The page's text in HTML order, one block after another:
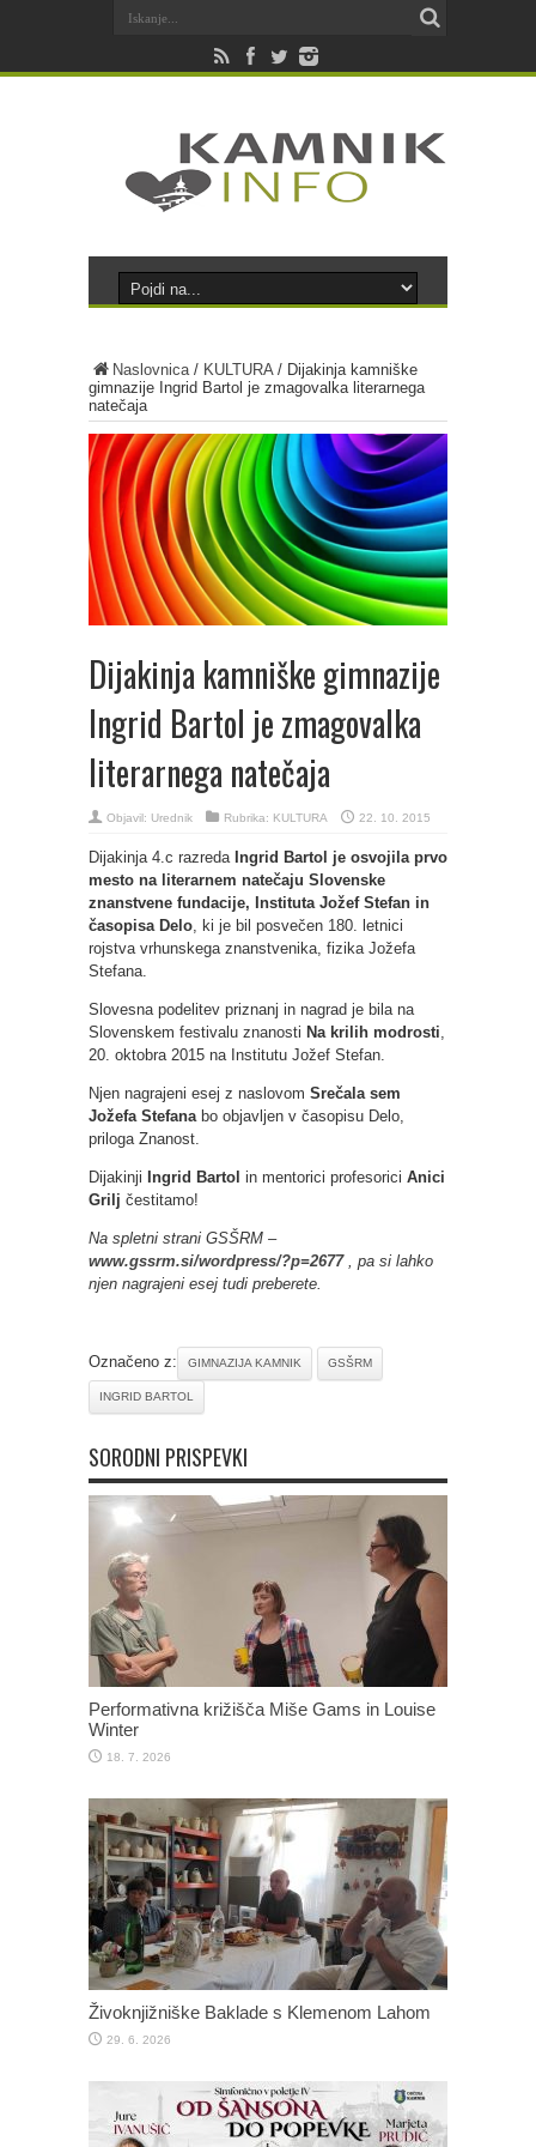
Naslovnica/ KULTURA/ Dijakinja kamniške
gimnazije Ingrid Bartol je zmagovalka literarnega
natečaja
Dijakinja kamniške gimnazije
Ingrid Bartol je zmagovalka
literarnega natečaja
Objavil: Urednik Rubrika: KULTURA 22. 10. 2015
Dijakinja 4.c razreda Ingrid Bartol je osvojila prvo
mesto na literarnem natečaju Slovenske
znanstvene fundacije, Instituta Jožef Stefan in
časopisa Delo , ki je bil posvečen 180. letnici
rojstva vrhunskega znanstvenika, fizika Jožefa
Stefana.
Slovesna podelitev priznanj in nagrad je bila na
Slovenskem festivalu znanosti Na krilih modrosti
20. oktobra 2015 na Institutu Jožef Stefan.
Njen nagrajeni esej z naslovom Srečala sem
Jožefa Stefana bo objavljen v časopisu Delo,
priloga Znanost.
Dijakinji Ingrid Bartol in mentorici profesorici Anici
Grilj čestitamo!
Na spletni strani GSŠRM –
www.gssrm.si/wordpress/?p=2677, pa si lahko
njen nagrajeni esej tudi preberete.
Označeno z: GIMNAZIJA KAMNIK GSŠRM
INGRID BARTOL
SORODNI PRISPEVKI
Performativna križišča Miše Gams in Louise
Winter
18. 7. 2026
Živoknjižniške Baklade s Klemenom Lahom
29. 6. 2026